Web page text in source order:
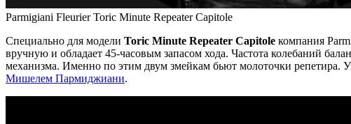
Parmigiani Fleurier Toric Minute Repeater Capitole
Специально для модели Toric Minute Repeater Capitole компания
вручную и обладает 45-часовым запасом хода. Частота колебаний
механизма. Именно по этим двум змейкам бьют молоточки репетира.
Мишелем Пармиджиани.